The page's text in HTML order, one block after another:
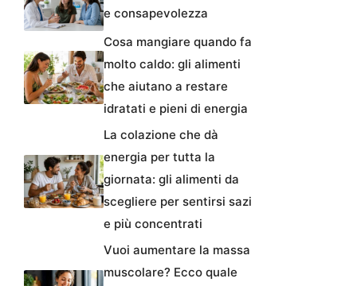
e consapevolezza
Cosa mangiare quando fa
molto caldo: gli alimenti
che aiutano a restare
idratati e pieni di energia
La colazione che dà
energia per tutta la
giornata: gli alimenti da
scegliere per sentirsi sazi
e più concentrati
Vuoi aumentare la massa
muscolare? Ecco quale